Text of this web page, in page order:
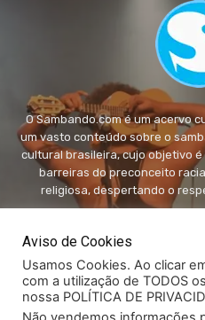
O Sambando.com é um acervo
um vasto conteúdo sobre o
cultural brasileira, cujo objetivo
barreiras do preconceito
religiosa, despertando o
Aviso de Cookies
Usamos Cookies. Ao clicar
com a utilização de TODOS
nossa POLÍTICA DE